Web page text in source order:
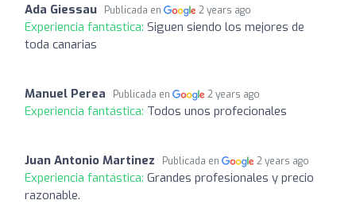
Ada Giessau Publicada en 2 years ago
Experiencia fantástica: Siguen siendo los mejores de
toda canarias
Manuel Perea Publicada en 2 years ago
Experiencia fantástica: Todos unos profecionales
Juan Antonio Martinez Publicada en 2 years ago
Experiencia fantástica: Grandes profesionales y precio
razonable.